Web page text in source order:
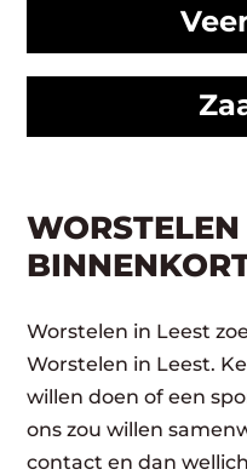
Worstelen in Leest
Worstelen in Leest.
willen doen of een
ons zou willen
contact en dan